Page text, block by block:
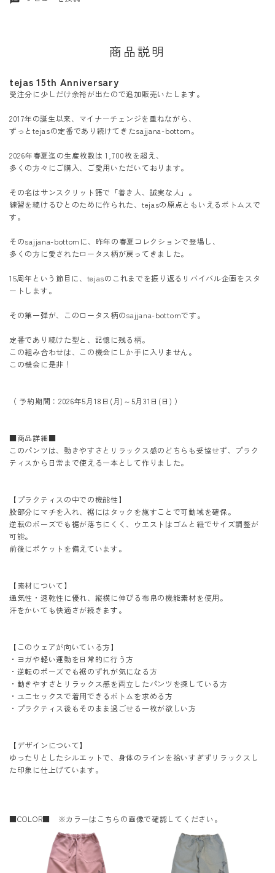
商品説明
tejas 15th Anniversary
受注分に少しだけ余裕が出たので追加販売いたします。
2017年の誕生以来、マイナーチェンジを重ねながら、
ずっとtejasの定番であり続けてきたsajjana-bottom。
2026年春夏迄の生産枚数は 1,700枚を超え、
多くの方々にご購入、ご愛用いただいております。
その名はサンスクリット語で「善き人、誠実な人」。
練習を続けるひとのために作られた、tejasの原点ともいえるボトムスで
す。
そのsajjana-bottomに、昨年の春夏コレクションで登場し、
多くの方に愛されたロータス柄が戻ってきました。
15周年という節目に、tejasのこれまでを振り返るリバイバル企画をスタ
ートします。
その第一弾が、このロータス柄のsajjana-bottomです。
定番であり続けた型と、記憶に残る柄。
この組み合わせは、この機会にしか手に入りません。
この機会に是非！
（ 予約期間：2026年5月18日(月)～5月31日(日) ）
■商品詳細■
このパンツは、動きやすさとリラックス感のどちらも妥協せず、プラク
ティスから日常まで使える一本として作りました。
【プラクティスの中での機能性】
股部分にマチを入れ、裾にはタックを施すことで可動域を確保。
逆転のポーズでも裾が落ちにくく、ウエストはゴムと紐でサイズ調整が
可能。
前後にポケットを備えています。
【素材について】
通気性・速乾性に優れ、縦横に伸びる布帛の機能素材を使用。
汗をかいても快適さが続きます。
【このウェアが向いている方】
・ヨガや軽い運動を日常的に行う方
・逆転のポーズでも裾のずれが気になる方
・動きやすさとリラックス感を両立したパンツを探している方
・ユニセックスで着用できるボトムを求める方
・プラクティス後もそのまま過ごせる一枚が欲しい方
【デザインについて】
ゆったりとしたシルエットで、身体のラインを拾いすぎずリラックスし
た印象に仕上げています。
■COLOR■ ※カラーはこちらの画像で確認してください。